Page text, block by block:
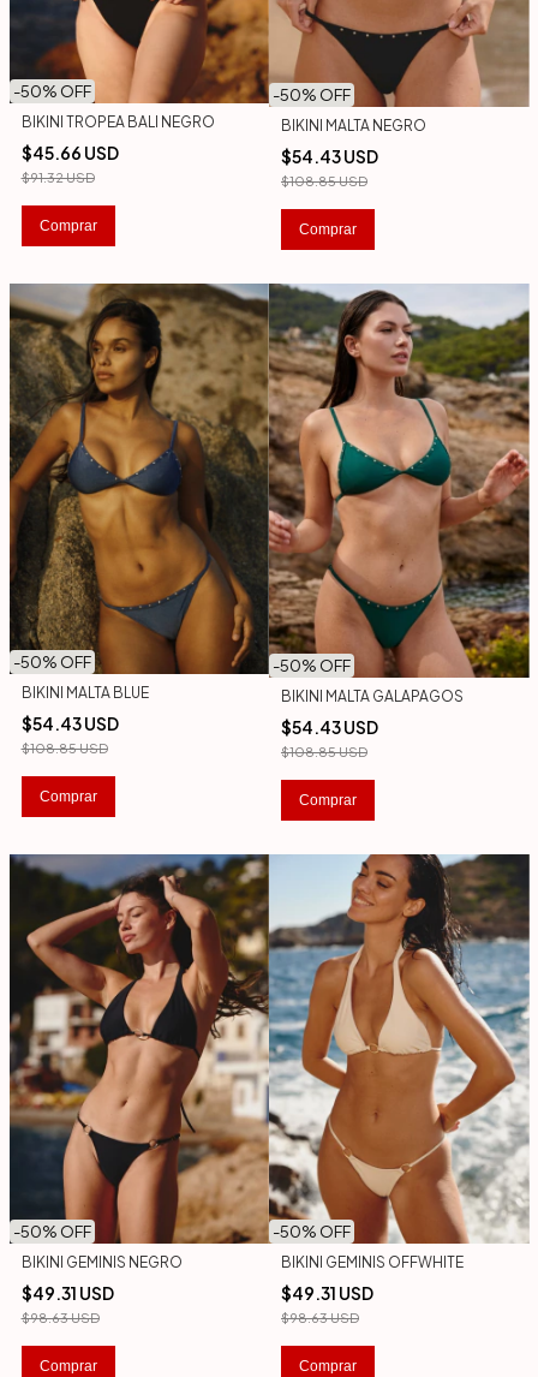
-50% OFF
BIKINI TROPEA BALI NEGRO
$45.66 USD
$91.32 USD
Comprar
-50% OFF
BIKINI MALTA NEGRO
$54.43 USD
$108.85 USD
Comprar
-50% OFF
BIKINI MALTA BLUE
$54.43 USD
$108.85 USD
Comprar
-50% OFF
BIKINI MALTA GALAPAGOS
$54.43 USD
$108.85 USD
Comprar
-50% OFF
BIKINI GEMINIS NEGRO
$49.31 USD
$98.63 USD
Comprar
-50% OFF
BIKINI GEMINIS OFFWHITE
$49.31 USD
$98.63 USD
Comprar